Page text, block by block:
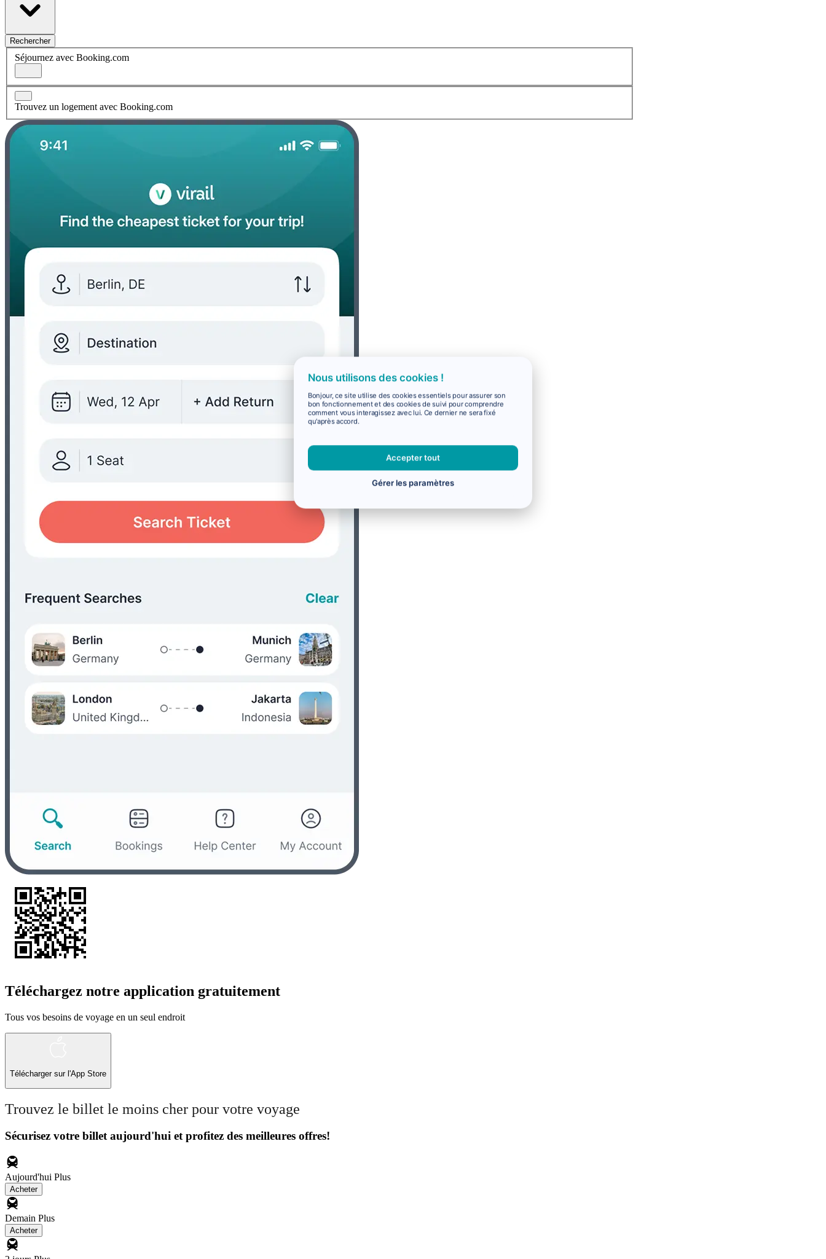
Rechercher
Séjournez avec Booking.com
Trouvez un logement avec Booking.com
Téléchargez notre application gratuitement
Tous vos besoins de voyage en un seul endroit
Télécharger sur l'App Store
Trouvez le billet le moins cher pour votre voyage
Sécurisez votre billet aujourd'hui et profitez des meilleures offres!
Aujourd'hui Plus
Acheter
Demain Plus
Acheter
Nous utilisons des cookies !
Bonjour, ce site utilise des cookies essentiels pour assurer son
bon fonctionnement et des cookies de suivi pour comprendre
comment vous interagissez avec lui. Ce dernier ne sera fixé
qu'après accord.
Accepter tout
Gérer les paramètres